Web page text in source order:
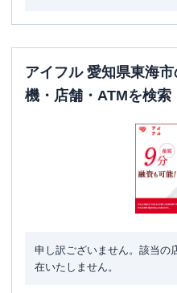
アイフル 愛知県東海
機・店舗・ATMを検索
申し訳ございません。該当の
在いたしません。